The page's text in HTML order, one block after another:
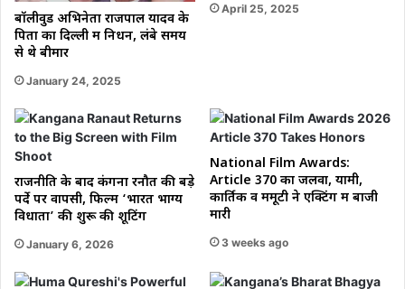
बॉलीवुड अभिनेता राजपाल यादव के
पिता का दिल्ली में निधन, लंबे समय
से थे बीमार
January 24, 2025
April 25, 2025
राजनीति के बाद कंगना रनौत की बड़े
पर्दे पर वापसी, फिल्म ‘भारत भाग्य
विधाता’ की शुरू की शूटिंग
January 6, 2026
National Film Awards:
Article 370 का जलवा, यामी,
कार्तिक व ममूटी ने एक्टिंग में बाजी
मारी
3 weeks ago